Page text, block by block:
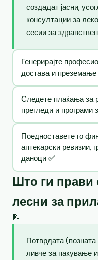
создадат јасни,
консултации за
сесии за
Генерирајте
достава и преземање
Следете плаќања за
прегледи и програми
Поедноставете го
аптекарски ревизии,
даноци ✅
Што ги
лесни за
📝
Потврдата
ливче за пакување